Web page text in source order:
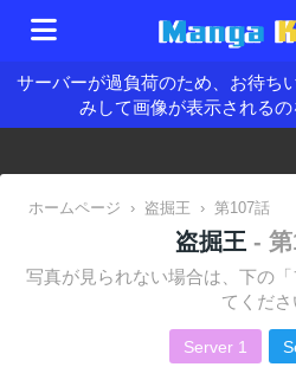
サーバーが過負荷のため、お待ち
みして画像が表示されるの
ホームページ › 盗掘王 › 第107話
盗掘王 -
写真が見られない場合は、下の
てくださ
Server 1